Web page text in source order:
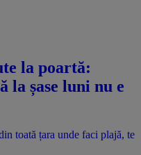
la poartă:
la șase luni nu e
toată țara unde faci plajă, te